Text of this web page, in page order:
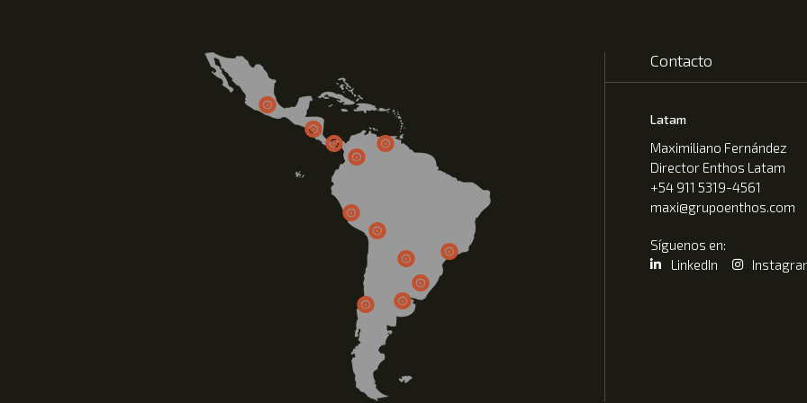
Contacto
Latam
Maximiliano Fernández
Director Enthos Latam
+54 911 5319-4561
maxi@grupoenthos.com
Síguenos en:
LinkedIn